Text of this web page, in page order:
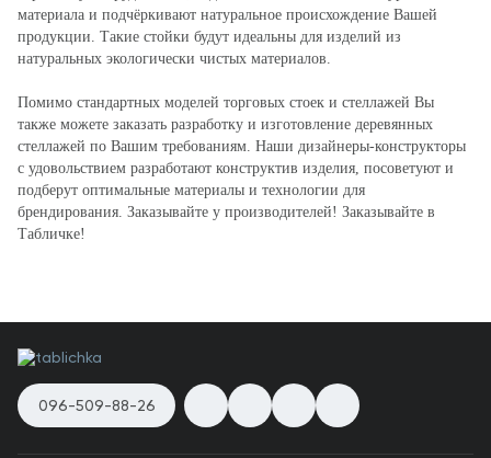
материала и подчёркивают натуральное происхождение Вашей
продукции. Такие стойки будут идеальны для изделий из
натуральных экологически чистых материалов.
Помимо стандартных моделей торговых стоек и стеллажей Вы
также можете заказать разработку и изготовление деревянных
стеллажей по Вашим требованиям. Наши дизайнеры-конструкторы
с удовольствием разработают конструктив изделия, посоветуют и
подберут оптимальные материалы и технологии для
брендирования. Заказывайте у производителей! Заказывайте в
Табличке!
096-509-88-26